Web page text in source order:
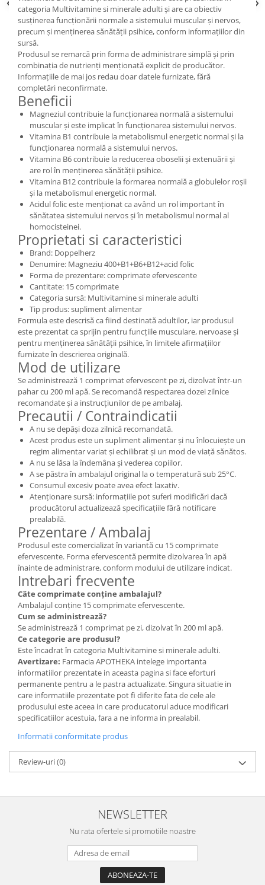
categoria Multivitamine si minerale adulti și are ca obiectiv
susținerea funcționării normale a sistemului muscular și nervos,
precum și menținerea sănătății psihice, conform informațiilor din
sursă.
Produsul se remarcă prin forma de administrare simplă și prin
combinația de nutrienți menționată explicit de producător.
Informațiile de mai jos redau doar datele furnizate, fără
completări neconfirmate.
Beneficii
Magneziul contribuie la funcționarea normală a sistemului
muscular și este implicat în funcționarea sistemului nervos.
Vitamina B1 contribuie la metabolismul energetic normal și la
funcționarea normală a sistemului nervos.
Vitamina B6 contribuie la reducerea oboselii și extenuării și
are rol în menținerea sănătății psihice.
Vitamina B12 contribuie la formarea normală a globulelor roșii
și la metabolismul energetic normal.
Acidul folic este menționat ca având un rol important în
sănătatea sistemului nervos și în metabolismul normal al
homocisteinei.
Proprietati si caracteristici
Brand: Doppelherz
Denumire: Magneziu 400+B1+B6+B12+acid folic
Forma de prezentare: comprimate efervescente
Cantitate: 15 comprimate
Categoria sursă: Multivitamine si minerale adulti
Tip produs: supliment alimentar
Formula este descrisă ca fiind destinată adultilor, iar produsul
este prezentat ca sprijin pentru funcțiile musculare, nervoase și
pentru menținerea sănătății psihice, în limitele afirmațiilor
furnizate în descrierea originală.
Mod de utilizare
Se administrează 1 comprimat efervescent pe zi, dizolvat într-un
pahar cu 200 ml apă. Se recomandă respectarea dozei zilnice
recomandate și a instrucțiunilor de pe ambalaj.
Precautii / Contraindicatii
A nu se depăși doza zilnică recomandată.
Acest produs este un supliment alimentar și nu înlocuiește un
regim alimentar variat și echilibrat și un mod de viață sănătos.
A nu se lăsa la îndemâna și vederea copiilor.
A se păstra în ambalajul original la o temperatură sub 25°C.
Consumul excesiv poate avea efect laxativ.
Atenționare sursă: informațiile pot suferi modificări dacă
producătorul actualizează specificațiile fără notificare
prealabilă.
Prezentare / Ambalaj
Produsul este comercializat în variantă cu 15 comprimate
efervescente. Forma efervescentă permite dizolvarea în apă
înainte de administrare, conform modului de utilizare indicat.
Intrebari frecvente
Câte comprimate conține ambalajul?
Ambalajul conține 15 comprimate efervescente.
Cum se administrează?
Se administrează 1 comprimat pe zi, dizolvat în 200 ml apă.
Ce categorie are produsul?
Este încadrat în categoria Multivitamine si minerale adulti.
Avertizare: Farmacia APOTHEKA intelege importanta
informatiilor prezentate in aceasta pagina si face eforturi
permanente pentru a le pastra actualizate. Singura situatie in
care informatiile prezentate pot fi diferite fata de cele ale
produsului este aceea in care producatorul aduce modificari
specificatiilor acestuia, fara a ne informa in prealabil.
Informatii conformitate produs
Review-uri(0)
NEWSLETTER
Nu rata ofertele si promotiile noastre